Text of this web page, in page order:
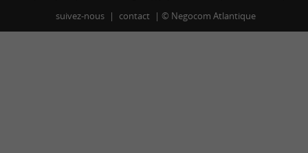
suivez-nous
contact © Negocom Atlantique